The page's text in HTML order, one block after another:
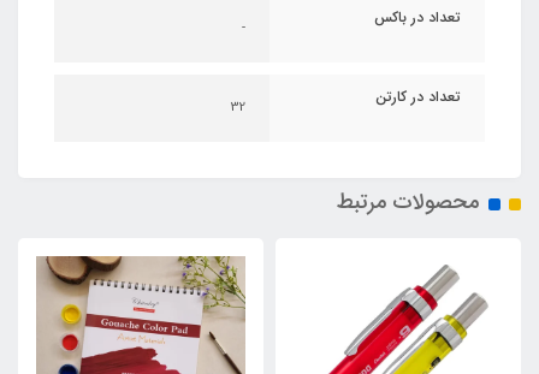
تعداد در باکس -
تعداد در کارتن 32
محصولات مرتبط